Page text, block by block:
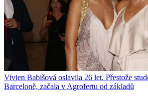
Vivien Babišová oslavila 26 let. Přestože
Barceloně, začala v Agrofertu od základů